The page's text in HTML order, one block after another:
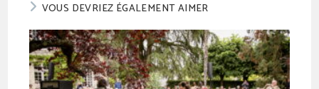
VOUS DEVRIEZ ÉGALEMENT AIMER